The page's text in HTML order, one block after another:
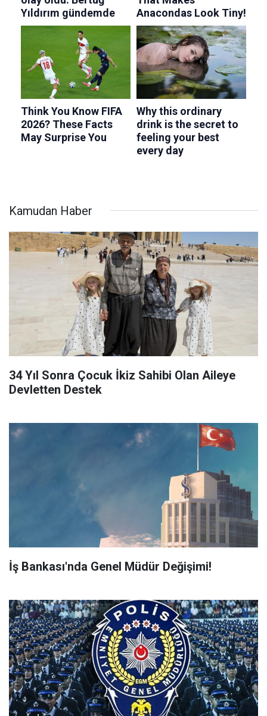
Kamudan Haber
34 Yıl Sonra Çocuk İkiz Sahibi Olan Aileye
Devletten Destek
İş Bankası'nda Genel Müdür Değişimi!